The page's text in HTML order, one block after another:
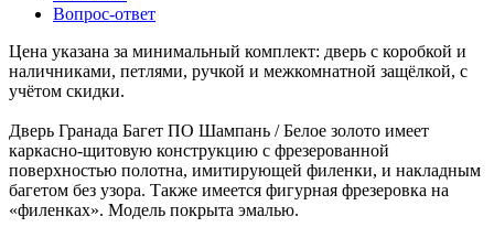
Вопрос-ответ
Цена указана за минимальный комплект: дверь с коробкой и
наличниками, петлями, ручкой и межкомнатной защёлкой, с
учётом скидки.
Дверь Гранада Багет ПО Шампань / Белое золото имеет
каркасно-щитовую конструкцию с фрезерованной
поверхностью полотна, имитирующей филенки, и накладным
багетом без узора. Также имеется фигурная фрезеровка на
«филенках». Модель покрыта эмалью.